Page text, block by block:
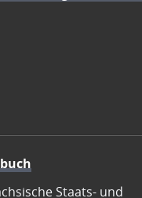
Staats- und